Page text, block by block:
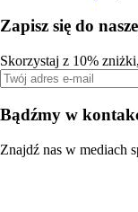
Zapisz się do
Skorzystaj z 10%
Bądźmy w
Znajdź nas w mediach